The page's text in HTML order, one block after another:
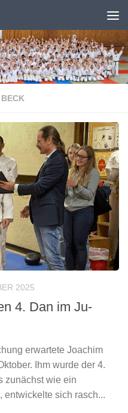
2025
4. Dan im Ju-
erwartete Joachim
Ihm wurde der 4.
zunächst wie ein
sich rasch...